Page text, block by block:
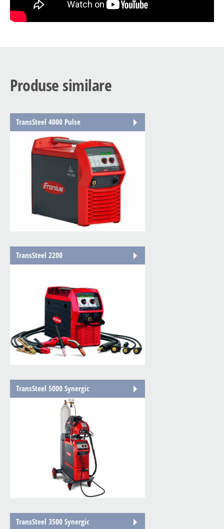
Produse similare
TransSteel 4000 Pulse
TransSteel 2200
TransSteel 5000 Synergic
TransSteel 3500 Synergic